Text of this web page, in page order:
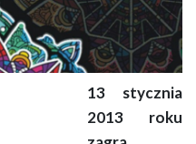
13 stycznia
2013 roku